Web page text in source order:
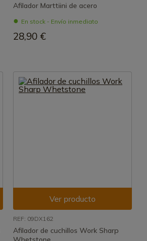
Afilador Marttiini de acero
En stock - Envío inmediato
28,90 €
Ver producto
REF: 09DX162
Afilador de cuchillos Work Sharp